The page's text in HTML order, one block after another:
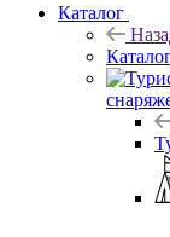
Каталог